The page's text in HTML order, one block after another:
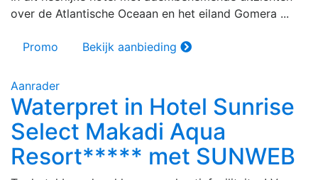
over de Atlantische Oceaan en het eiland Gomera ...
Promo Bekijk aanbieding
Aanrader
Waterpret in Hotel Sunrise
Select Makadi Aqua
Resort***** met SUNWEB